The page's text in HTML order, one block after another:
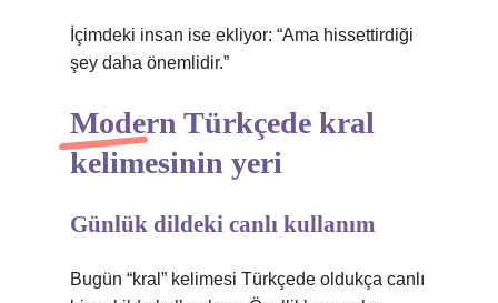
İçimdeki insan ise ekliyor: “Ama hissettirdiği
şey daha önemlidir.”
Modern Türkçede kral
kelimesinin yeri
Günlük dildeki canlı kullanım
Bugün “kral” kelimesi Türkçede oldukça canlı